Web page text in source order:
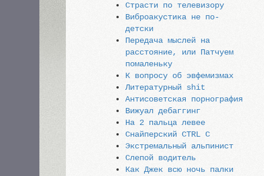
Страсти по телевизору
Виброакустика не по-
детски
Передача мыслей на
расстояние, или Патчуем
помаленьку
К вопросу об эвфемизмах
Литературный shit
Антисоветская порнография
Вижуал дебаггинг
На 2 пальца левее
Снайперский CTRL C
Экстремальный альпинист
Слепой водитель
Как Джек всю ночь палки